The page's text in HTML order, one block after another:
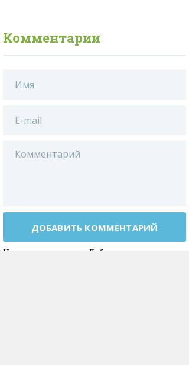
Комментарии
ДОБАВИТЬ КОММЕНТАРИЙ
Нажимая на кнопку «Добавить